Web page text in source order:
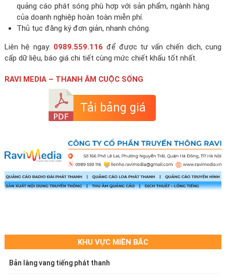
quảng cáo phát sóng phù hợp với sản phẩm, ngành hàng
của doanh nghiệp hoàn toàn miễn phí.
Thủ tục đăng ký đơn giản, nhanh chóng.
Liên hệ ngay: 0989.559.116 để được tư vấn chiến dịch, cung
cấp dữ liệu, báo giá chi tiết cùng mức chiết khấu tốt nhất.
RAVI MEDIA – THANH ÂM CUỘC SỐNG
Tải bảng giá
KHU VỰC MIỀN BẮC
Bản làng vang tiếng phát thanh